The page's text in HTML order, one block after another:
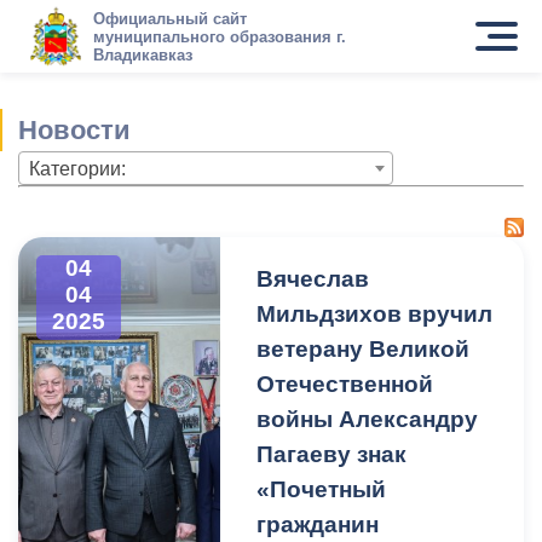
Официальный сайт
муниципального образования г.
Владикавказ
Новости
Категории:
04
04
2025
Вячеслав
Мильдзихов вручил
ветерану Великой
Отечественной
войны Александру
Пагаеву знак
«Почетный
гражданин